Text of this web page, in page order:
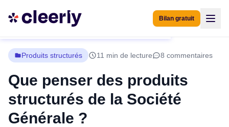
Bilan gratuit
Produits structurés 11 min de lecture 8 commentaires
Que penser des produits
structurés de la Société
Générale ?